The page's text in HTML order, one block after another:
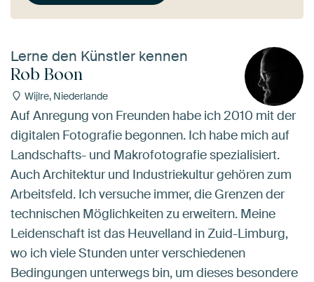
Lerne den Künstler kennen
Rob Boon
Wijlre, Niederlande
Auf Anregung von Freunden habe ich 2010 mit der
digitalen Fotografie begonnen. Ich habe mich auf
Landschafts- und Makrofotografie spezialisiert.
Auch Architektur und Industriekultur gehören zum
Arbeitsfeld. Ich versuche immer, die Grenzen der
technischen Möglichkeiten zu erweitern. Meine
Leidenschaft ist das Heuvelland in Zuid-Limburg,
wo ich viele Stunden unter verschiedenen
Bedingungen unterwegs bin, um dieses besondere